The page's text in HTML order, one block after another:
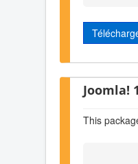
Joomla!
This